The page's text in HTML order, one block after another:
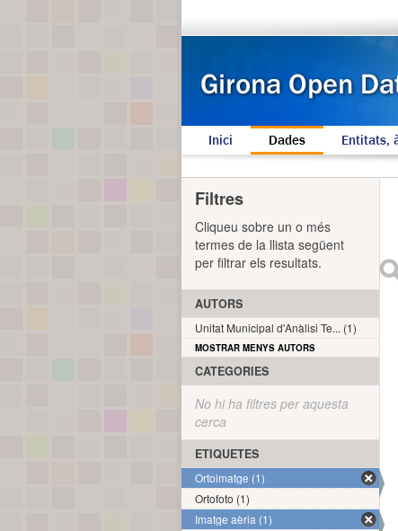
Inici Dades Entitats,
Filtres
Cliqueu sobre un o més
termes de la llista següent
per filtrar els resultats.
AUTORS
Unitat Municipal d'Anàlisi Te... (1)
MOSTRAR MENYS AUTORS
CATEGORIES
No hi ha filtres per aquesta
cerca
ETIQUETES
Ortoimatge (1)
Ortofoto (1)
Imatge aèria (1)